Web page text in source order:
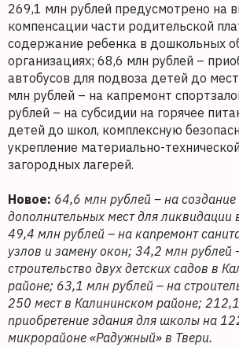
269,1 млн рублей предусмотрено на
компенсации части родительской
содержание ребенка в дошкольных
организациях; 68,6 млн рублей –
автобусов для подвоза детей до
млн рублей – на капремонт
рублей – на субсидии на горячее
детей до школ, комплексную
укрепление материально-
загородных лагерей.
Новое: 64,6 млн рублей – на
дополнительных мест для ликвидации
49,4 млн рублей – на капремонт
узлов и замену окон; 34,2 млн рублей
строительство двух детских садов в
районе; 63,1 млн рублей – на
250 мест в Калининском районе;
приобретение здания для школы на
микрорайоне «Радужный» в Твери.